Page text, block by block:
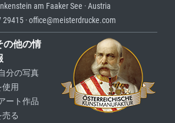
am Faaker See · Austria
29415 · office@meisterdrucke.com
の他の情
分の写真
使用
ート作品
売る